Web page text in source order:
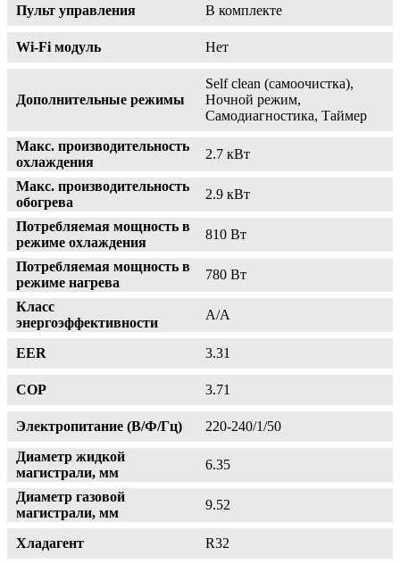
Пульт управления В комплекте
Wi-Fi модуль Нет
Дополнительные режимы
Self clean (самоочистка),
Ночной режим,
Самодиагностика, Таймер
Макс. производительность
охлаждения
2.7 кВт
Макс. производительность
обогрева
2.9 кВт
Потребляемая мощность в
режиме охлаждения
810 Вт
Потребляемая мощность в
режиме нагрева
780 Вт
Класс
энергоэффективности
A/A
EER 3.31
COP 3.71
Электропитание (В/Ф/Гц)
220-240/1/50
Диаметр жидкой
магистрали, мм
6.35
Диаметр газовой
магистрали, мм
9.52
Хладагент
R32